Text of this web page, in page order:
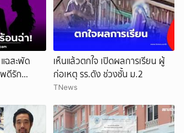
ฉสะพัด
ดีรัก
แอบซุ่ม
เห็นแล้วตกใจ เปิดผลการเรียน ผู้
ก่อเหตุ รร.ดัง ช่วงชั้น ม.2
TNews